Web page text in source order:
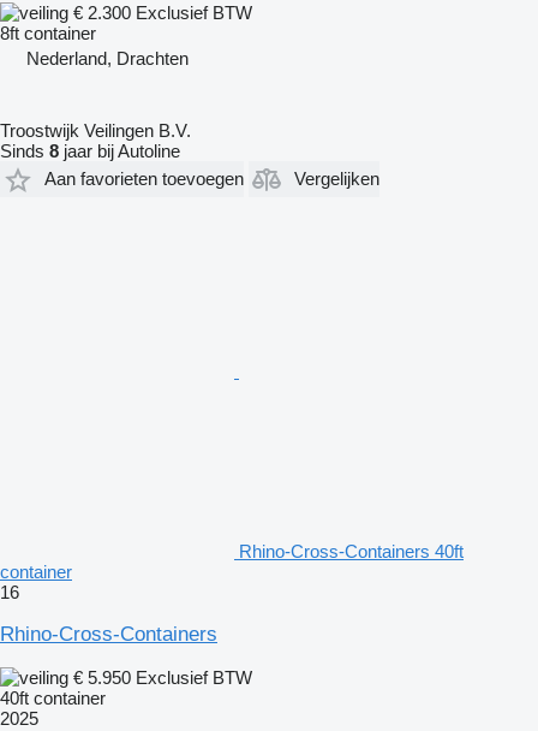
€ 2.300 Exclusief BTW
8ft container
Nederland, Drachten
Troostwijk Veilingen B.V.
Sinds 8 jaar bij Autoline
Aan favorieten toevoegen
Vergelijken
Rhino-Cross-Containers 40ft
container
16
Rhino-Cross-Containers
€ 5.950 Exclusief BTW
40ft container
2025